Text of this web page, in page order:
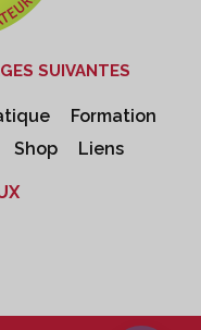
SUIVANTES
Formation
Shop Liens